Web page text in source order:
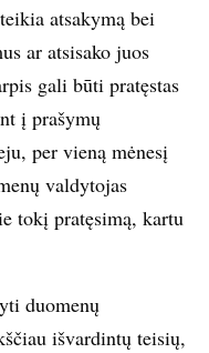
atsakymą bei
ar atsisako juos
gali būti pratęstas
į prašymų
per vieną mėnesį
valdytojas
tokį pratęsimą, kartu
duomenų
išvardintų teisių,